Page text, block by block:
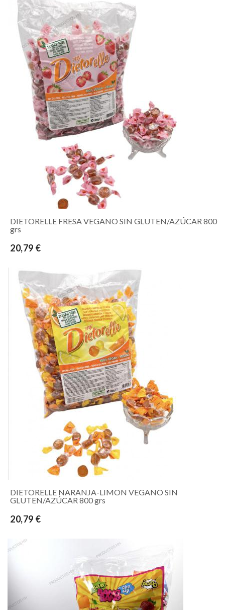
DIETORELLE FRESA VEGANO SIN GLUTEN/AZÚCAR 800
grs
20,79 €
DIETORELLE NARANJA-LIMON VEGANO SIN
GLUTEN/AZÚCAR 800 grs
20,79 €